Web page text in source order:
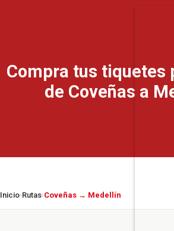
Compra tus tiquetes
de Coveñas a
Inicio›Rutas›Coveñas → Medellín